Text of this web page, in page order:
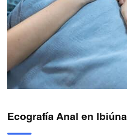
Ecografía Anal en Ibiúna